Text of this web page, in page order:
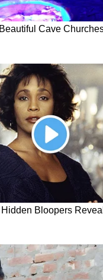
প্রকল্পের
প্রশিক্ষণ
ভাতাও দেওয়া
যন্ত্রপাতি কেনার
দেওয়া হয়।